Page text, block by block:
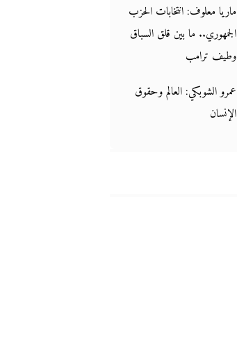
ماريا معلوف: انتخابات الحزب
الجمهوري.. ما بين قلق السباق
وطيف ترامب
عمرو الشوبكي: العالم وحقوق
الإنسان